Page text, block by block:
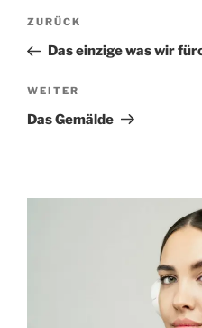
Beitragsnavigation
Vorheriger
Beitrag
ZURÜCK
Das einzige was wir
Nächster
Beitrag
WEITER
Das Gemälde